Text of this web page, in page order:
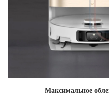
Максимальное